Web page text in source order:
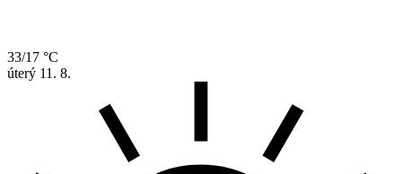
33/17 °C
úterý 11. 8.